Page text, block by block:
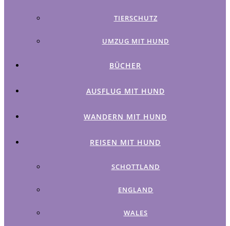
TIERSCHUTZ
UMZUG MIT HUND
BÜCHER
AUSFLUG MIT HUND
WANDERN MIT HUND
REISEN MIT HUND
SCHOTTLAND
ENGLAND
WALES